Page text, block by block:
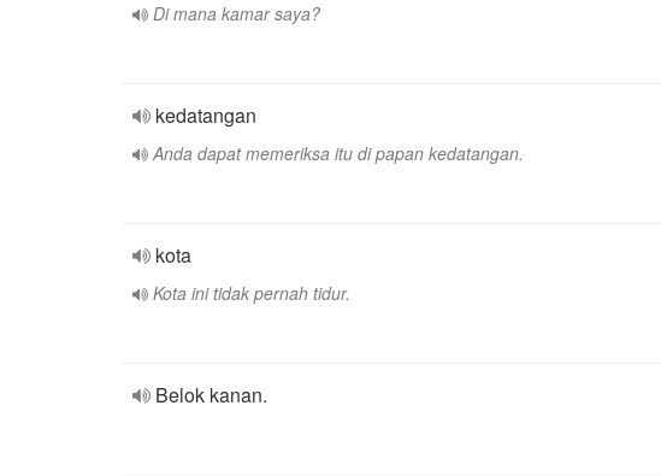
Di mana kamar saya?
kedatangan
Anda dapat memeriksa itu di papan kedatangan.
kota
Kota ini tidak pernah tidur.
Belok kanan.